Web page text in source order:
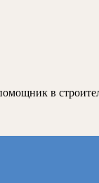
в